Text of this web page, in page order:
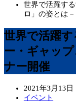
世界で活躍す
ロ」の姿とは
世界で活躍
ー・ギャッ
ナー開催
2021年3月13日
イベント